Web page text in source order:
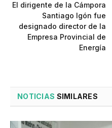
El dirigente de la Cámpora
Santiago Igón fue
designado director de la
Empresa Provincial de
Energía
NOTICIAS SIMILARES